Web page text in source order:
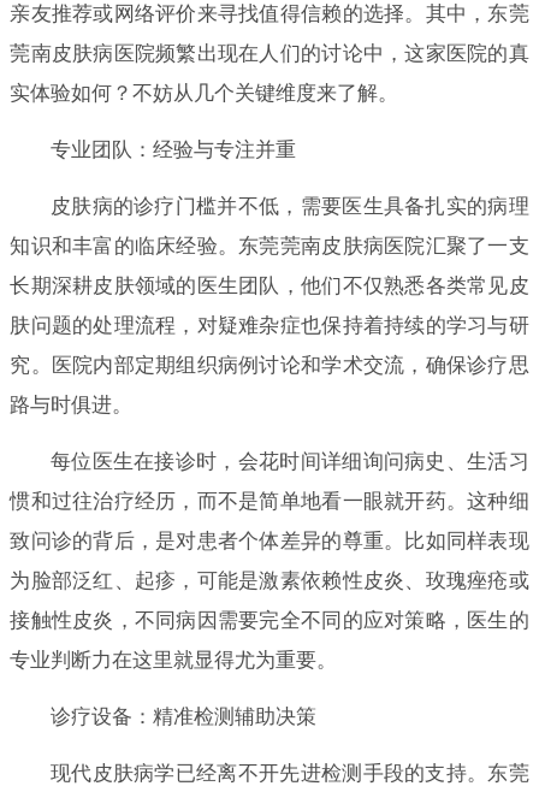
亲友推荐或网络评价来寻找值得信赖的选择。其中，东莞
莞南皮肤病医院频繁出现在人们的讨论中，这家医院的真
实体验如何？不妨从几个关键维度来了解。
专业团队：经验与专注并重
皮肤病的诊疗门槛并不低，需要医生具备扎实的病理
知识和丰富的临床经验。东莞莞南皮肤病医院汇聚了一支
长期深耕皮肤领域的医生团队，他们不仅熟悉各类常见皮
肤问题的处理流程，对疑难杂症也保持着持续的学习与研
究。医院内部定期组织病例讨论和学术交流，确保诊疗思
路与时俱进。
每位医生在接诊时，会花时间详细询问病史、生活习
惯和过往治疗经历，而不是简单地看一眼就开药。这种细
致问诊的背后，是对患者个体差异的尊重。比如同样表现
为脸部泛红、起疹，可能是激素依赖性皮炎、玫瑰痤疮或
接触性皮炎，不同病因需要完全不同的应对策略，医生的
专业判断力在这里就显得尤为重要。
诊疗设备：精准检测辅助决策
现代皮肤病学已经离不开先进检测手段的支持。东莞